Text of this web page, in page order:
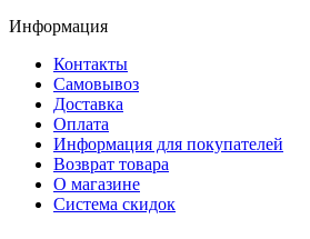
Информация
Контакты
Самовывоз
Доставка
Оплата
Информация для покупателей
Возврат товара
О магазине
Система скидок